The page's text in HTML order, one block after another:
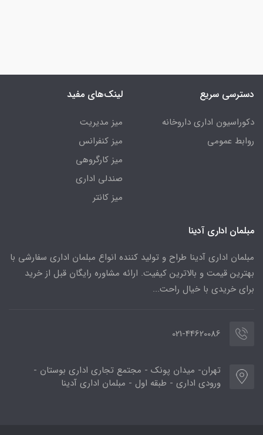
دسترسی سریع
دکوراسیون اداری داروخانه
روابط عمومی
لینک‌های مفید
میز مدیریت
میز کنفرانس
میز کارگروهی
صندلی اداری
میز کانتر
مبلمان اداری آدینا
مبلمان اداری آدینا طراح و تولید کننده انواع مبلمان اداری سفارشی با
بهترین قیمت و بالاترین کیفیت. ارائه مشاوره رایگان قبل از خرید
برای خریدی با خیال راحت...
021-44620086
تهران- میدان پونک - مجتمع تجاری اداری بوستان -
ورودی اداری - طبقه اول - مبلمان اداری آدینا